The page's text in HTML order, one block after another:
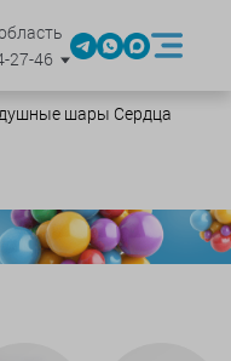
27-46
шары Сердца